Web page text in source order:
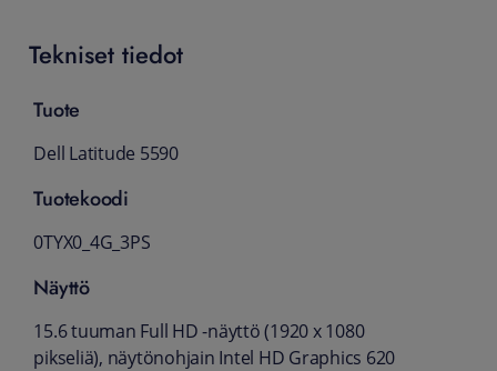
Tekniset tiedot
Tuote
Dell Latitude 5590
Tuotekoodi
0TYX0_4G_3PS
Näyttö
15.6 tuuman Full HD -näyttö (1920 x 1080
pikseliä), näytönohjain Intel HD Graphics 620